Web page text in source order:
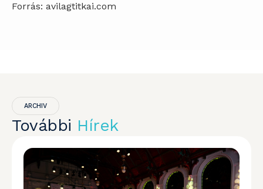
Forrás: avilagtitkai.com
ARCHIV
További Hírek